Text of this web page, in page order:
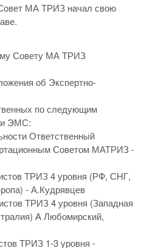
МА ТРИЗ начал свою
Совету МА ТРИЗ
об Экспертно-
по следующим
ЭМС:
Ответственный
Советом МАТРИЗ -
ТРИЗ 4 уровня (РФ, СНГ,
- А.Кудрявцев
ТРИЗ 4 уровня (Западная
А Любомирский,
ТРИЗ 1-3 уровня -